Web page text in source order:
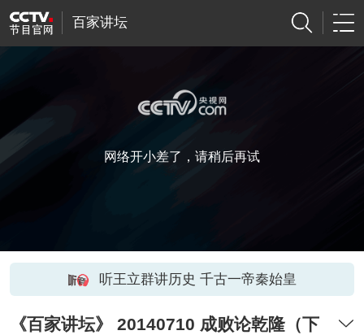
百家讲坛
网络开小差了，请稍后再试
听王立群讲历史 千古一帝秦始皇
《百家讲坛》 20140710 成败论乾隆（下